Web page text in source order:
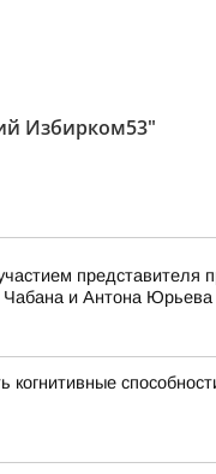
Избирком53"
представителя
и Антона Юрьева
когнитивные